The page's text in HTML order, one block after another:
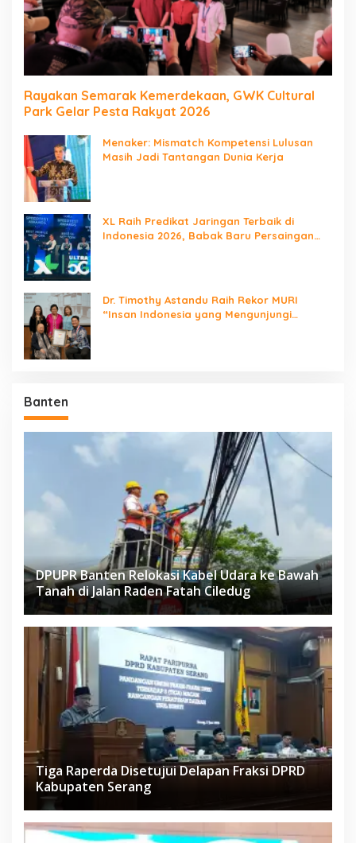
Rayakan Semarak Kemerdekaan, GWK Cultural
Park Gelar Pesta Rakyat 2026
Menaker: Mismatch Kompetensi Lulusan
Masih Jadi Tantangan Dunia Kerja
XL Raih Predikat Jaringan Terbaik di
Indonesia 2026, Babak Baru Persaingan
Dr. Timothy Astandu Raih Rekor MURI
“Insan Indonesia yang Mengunjungi
Banten
DPUPR Banten Relokasi Kabel Udara ke Bawah
Tanah di Jalan Raden Fatah Ciledug
Tiga Raperda Disetujui Delapan Fraksi DPRD
Kabupaten Serang